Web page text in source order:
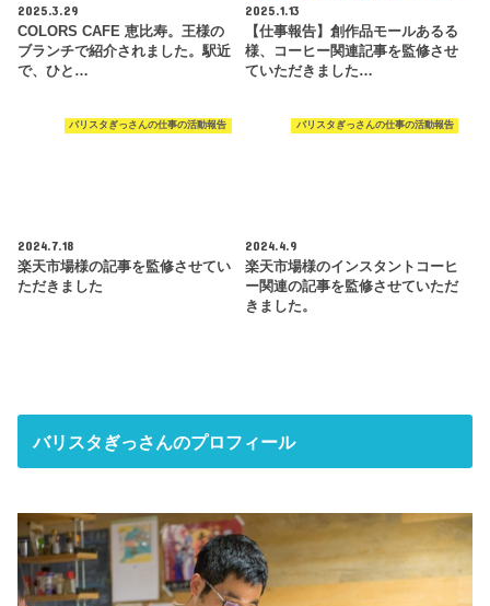
2025.3.29
COLORS CAFE 恵比寿。王様の
ブランチで紹介されました。駅近
で、ひと…
2025.1.13
【仕事報告】創作品モールあるる
様、コーヒー関連記事を監修させ
ていただきました…
バリスタぎっさんの仕事の活動報告
2024.7.18
楽天市場様の記事を監修させてい
ただきました
バリスタぎっさんの仕事の活動報告
2024.4.9
楽天市場様のインスタントコーヒ
ー関連の記事を監修させていただ
きました。
バリスタぎっさんのプロフィール